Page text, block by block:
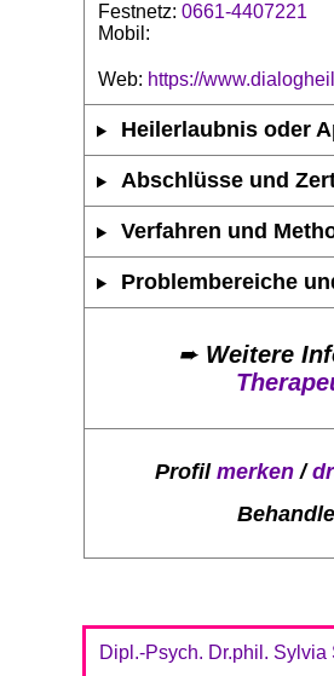
Festnetz: 0661-4407221
Mobil:
Web: https://
Heilerlaubnis oder
Abschlüsse und
Verfahren und
Problembereiche
➨ Weitere
Profil merken/
Dipl.-Psych. Dr.phil. Sylvia